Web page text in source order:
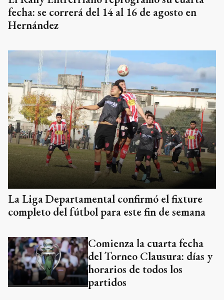
fecha: se correrá del 14 al 16 de agosto en
Hernández
La Liga Departamental confirmó el fixture
completo del fútbol para este fin de semana
Comienza la cuarta fecha
del Torneo Clausura: días y
horarios de todos los
partidos